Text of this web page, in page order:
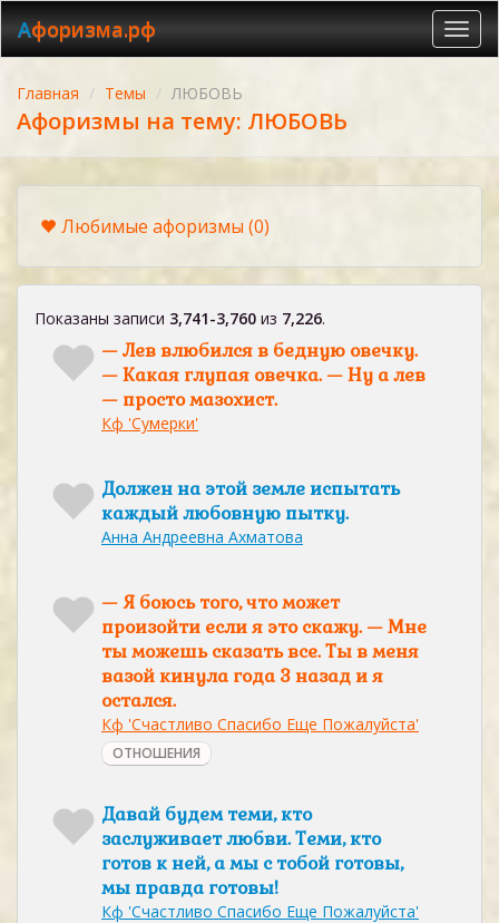
Афоризма.рф
Главная Темы ЛЮБОВЬ
Афоризмы на тему: ЛЮБОВЬ
Любимые афоризмы (0)
Показаны записи 3,741-3,760 из 7,226.
— Лев влюбился в бедную овечку.
— Какая глупая овечка. — Ну а лев
— просто мазохист.
Кф 'Сумерки'
Должен на этой земле испытать
каждый любовную пытку.
Анна Андреевна Ахматова
— Я боюсь того, что может
произойти если я это скажу. — Мне
ты можешь сказать все. Ты в меня
вазой кинула года 3 назад и я
остался.
Кф 'Счастливо Спасибо Еще Пожалуйста'
ОТНОШЕНИЯ
Давай будем теми, кто
заслуживает любви. Теми, кто
готов к ней, а мы с тобой готовы,
мы правда готовы!
Кф 'Счастливо Спасибо Еще Пожалуйста'